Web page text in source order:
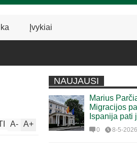
Įvykiai
A+
A-
NAUJAUSI
Marius
Migracijos
Ispanija pati
0 8-5-2026